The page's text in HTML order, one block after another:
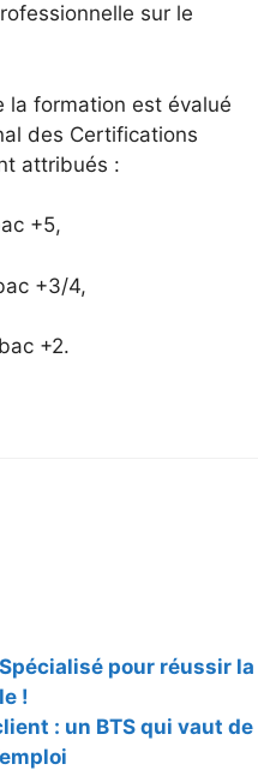
sur le
la formation est évalué
des Certifications
attribués :
+5,
+3/4,
+2.
pour réussir la
!
: un BTS qui vaut de